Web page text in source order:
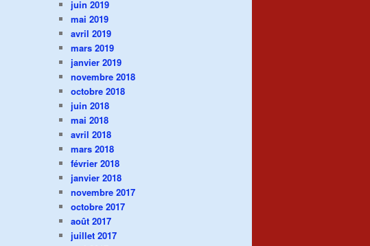
juin 2019
mai 2019
avril 2019
mars 2019
janvier 2019
novembre 2018
octobre 2018
juin 2018
mai 2018
avril 2018
mars 2018
février 2018
janvier 2018
novembre 2017
octobre 2017
août 2017
juillet 2017